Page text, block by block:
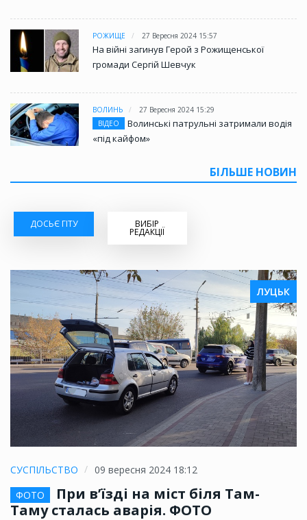
РОЖИЩЕ 27 Вересня 2024 15:57
На війні загинув Герой з Рожищенської
громади Сергій Шевчук
ВОЛИНЬ
27 Вересня 2024 15:29
ВІДЕО
Волинські патрульні затримали водія
«під кайфом»
БІЛЬШЕ НОВИН
ДОСЬЄ ГІТУ ВИБІР
РЕДАКЦІЇ
ЛУЦЬК
СУСПІЛЬСТВО
09 вересня 2024 18:12
ФОТО
При в’їзді на міст біля Там-
Таму сталась аварія. ФОТО